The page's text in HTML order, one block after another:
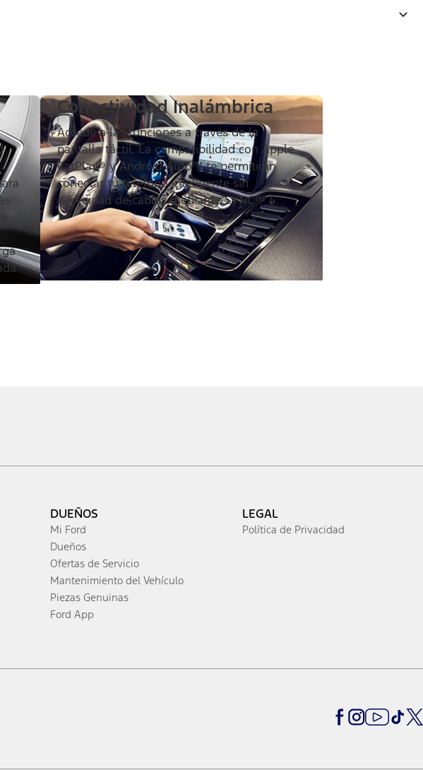
Conectividad Inalámbrica
Accede a las funciones a través de la
pantalla táctil. La compatibilidad con Apple
CarPlay® y Android Auto™ te permitirán
conectar tu teléfono inteligente sin
necesidad de cables mediante SYNC™ 4.
DUEÑOS
Mi Ford
Dueños
Ofertas de Servicio
Mantenimiento del Vehículo
Piezas Genuinas
Ford App
LEGAL
Política de Privacidad